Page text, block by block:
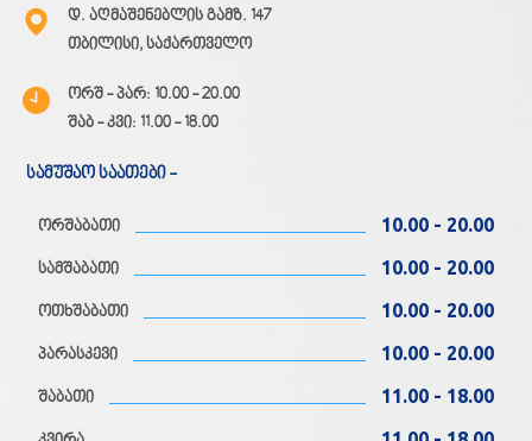
დ. აღმაშენებლის გამზ. 147
თბილისი, საქართველო
ორშ - პარ: 10.00 - 20.00
შაბ - კვი: 11.00 - 18.00
სამუშაო საათები -
ორშაბათი 10.00 - 20.00
სამშაბათი 10.00 - 20.00
ოთხშაბათი 10.00 - 20.00
პარასკევი 10.00 - 20.00
შაბათი 11.00 - 18.00